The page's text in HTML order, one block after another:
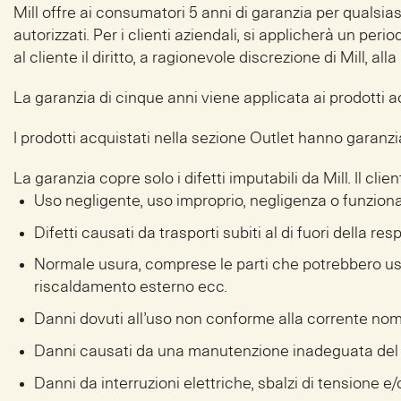
Mill offre ai consumatori 5 anni di garanzia per
autorizzati. Per i clienti aziendali, si applicherà un
al cliente il diritto, a ragionevole discrezione di Mill,
La garanzia di cinque anni viene applicata ai prodotti
I prodotti acquistati nella sezione Outlet hanno
La garanzia copre solo i difetti imputabili da Mill. Il
Uso negligente, uso improprio, negligenza o
Difetti causati da trasporti subiti al di fuori della
Normale usura, comprese le parti che potrebbero
riscaldamento esterno ecc.
Danni dovuti all’uso non conforme alla corrente
Danni causati da una manutenzione inadeguata
Danni da interruzioni elettriche, sbalzi di tensione